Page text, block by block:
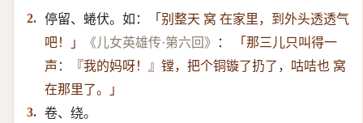
2. 停留、蜷伏。如：
「别整天 窝 在家里，到外头透透气
吧！」
《儿女英雄传·第六回》 ：
「那三儿只叫得一
声：『我的妈呀！』镗，把个铜镟了扔了，咕咭也 窝
在那里了。」
3. 卷、绕。